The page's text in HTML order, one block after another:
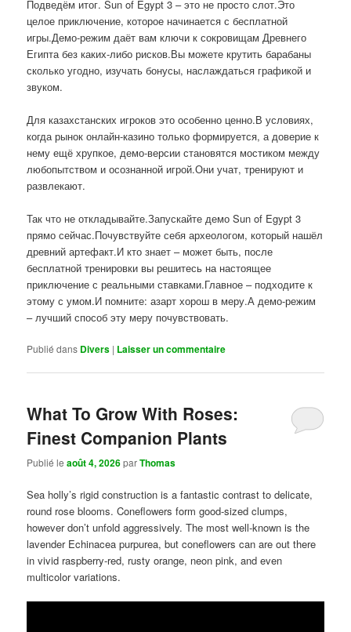
Подведём итог. Sun of Egypt 3 – это не просто слот.Это
целое приключение, которое начинается с бесплатной
игры.Демо-режим даёт вам ключи к сокровищам Древнего
Египта без каких-либо рисков.Вы можете крутить барабаны
сколько угодно, изучать бонусы, наслаждаться графикой и
звуком.
Для казахстанских игроков это особенно ценно.В условиях,
когда рынок онлайн-казино только формируется, а доверие к
нему ещё хрупкое, демо-версии становятся мостиком между
любопытством и осознанной игрой.Они учат, тренируют и
развлекают.
Так что не откладывайте.Запускайте демо Sun of Egypt 3
прямо сейчас.Почувствуйте себя археологом, который нашёл
древний артефакт.И кто знает – может быть, после
бесплатной тренировки вы решитесь на настоящее
приключение с реальными ставками.Главное – подходите к
этому с умом.И помните: азарт хорош в меру.А демо-режим
– лучший способ эту меру почувствовать.
Publié dans Divers | Laisser un commentaire
What To Grow With Roses:
Finest Companion Plants
Publié leaoût 4, 2026parThomas
Sea holly’s rigid construction is a fantastic contrast to delicate,
round rose blooms. Coneflowers form good-sized clumps,
however don’t unfold aggressively. The most well-known is the
lavender Echinacea purpurea, but coneflowers can are out there
in vivid raspberry-red, rusty orange, neon pink, and even
multicolor variations.